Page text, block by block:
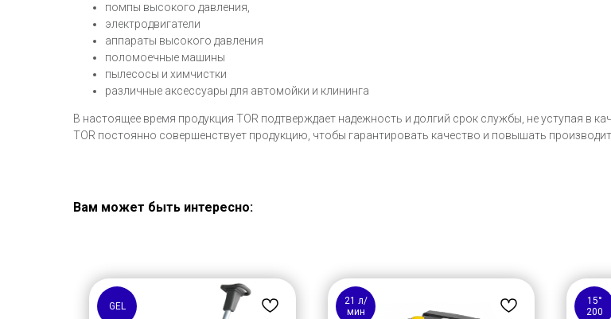
помпы высокого давления,
электродвигатели
аппараты высокого давления
поломоечные машины
пылесосы и химчистки
различные аксессуары для автомойки и клининга
В настоящее время продукция TOR подтверждает надежность и долгий срок службы, не уступая в
TOR постоянно совершенствует продукцию, чтобы гарантировать качество и повышать
Вам может быть интересно:
GEL
21 л/
мин
15°
200